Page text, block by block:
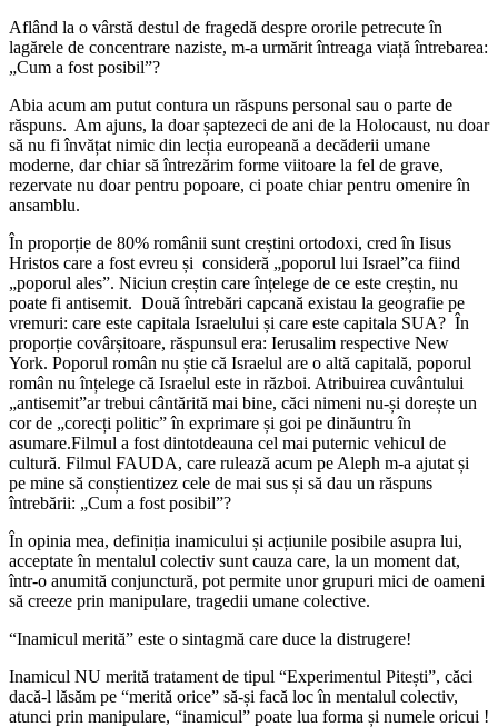
Aflând la o vârstă destul de fragedă despre ororile petrecute în
lagărele de concentrare naziste, m-a urmărit întreaga viață întrebarea:
„Cum a fost posibil”?
Abia acum am putut contura un răspuns personal sau o parte de
răspuns. Am ajuns, la doar șaptezeci de ani de la Holocaust, nu doar
să nu fi învățat nimic din lecția europeană a decăderii umane
moderne, dar chiar să întrezărim forme viitoare la fel de grave,
rezervate nu doar pentru popoare, ci poate chiar pentru omenire în
ansamblu.
În proporție de 80% românii sunt creștini ortodoxi, cred în Iisus
Hristos care a fost evreu și consideră „poporul lui Israel”ca fiind
„poporul ales”. Niciun creștin care înțelege de ce este creștin, nu
poate fi antisemit. Două întrebări capcană existau la geografie pe
vremuri: care este capitala Israelului și care este capitala SUA? În
proporție covârșitoare, răspunsul era: Ierusalim respective New
York. Poporul român nu știe că Israelul are o altă capitală, poporul
român nu înțelege că Israelul este in război. Atribuirea cuvântului
„antisemit”ar trebui cântărită mai bine, căci nimeni nu-și dorește un
cor de „corecți politic” în exprimare și goi pe dinăuntru în
asumare.Filmul a fost dintotdeauna cel mai puternic vehicul de
cultură. Filmul FAUDA, care rulează acum pe Aleph m-a ajutat și
pe mine să conștientizez cele de mai sus și să dau un răspuns
întrebării: „Cum a fost posibil”?
În opinia mea, definiția inamicului și acțiunile posibile asupra lui,
acceptate în mentalul colectiv sunt cauza care, la un moment dat,
într-o anumită conjunctură, pot permite unor grupuri mici de oameni
să creeze prin manipulare, tragedii umane colective.
“Inamicul merită” este o sintagmă care duce la distrugere!
Inamicul NU merită tratament de tipul “Experimentul Pitești”, căci
dacă-l lăsăm pe “merită orice” să-și facă loc în mentalul colectiv,
atunci prin manipulare, “inamicul” poate lua forma și numele oricui !